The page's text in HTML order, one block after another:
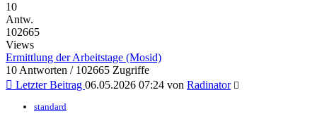
10
Antw.
102665
Views
Ermittlung der Arbeitstage (Mosid)
10 Antworten / 102665 Zugriffe
Letzter Beitrag 06.05.2026 07:24 von Radinator
standard